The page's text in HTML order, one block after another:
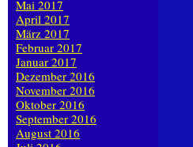
Mai 2017
April 2017
März 2017
Februar 2017
Januar 2017
Dezember 2016
November 2016
Oktober 2016
September 2016
August 2016